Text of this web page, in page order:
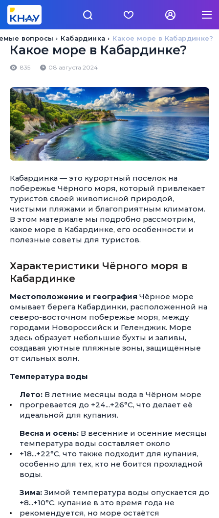
Какое море в Кабардинке?
Кабардинка
вопросы
Какое море в Кабардинке?
835 08 августа 2024
Кабардинка — это курортный поселок на
побережье Чёрного моря, который привлекает
туристов своей живописной природой,
чистыми пляжами и благоприятным климатом.
В этом материале мы подробно рассмотрим,
какое море в Кабардинке, его особенности и
полезные советы для туристов.
Характеристики Чёрного моря в
Кабардинке
Местоположение и география Чёрное море
омывает берега Кабардинки, расположенной на
северо-восточном побережье моря, между
городами Новороссийск и Геленджик. Море
здесь образует небольшие бухты и заливы,
создавая уютные пляжные зоны, защищённые
от сильных волн.
Температура воды
Лето: В летние месяцы вода в Чёрном море
прогревается до +24...+26°C, что делает её
идеальной для купания.
Весна и осень: В весенние и осенние месяцы
температура воды составляет около
+18...+22°C, что также подходит для купания,
особенно для тех, кто не боится прохладной
воды.
Зима: Зимой температура воды опускается до
+8...+10°C, купание в это время года не
рекомендуется, но море остаётся